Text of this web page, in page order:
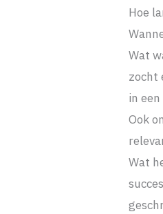
Hoe
Wat
zocht
in
Ook
Wat